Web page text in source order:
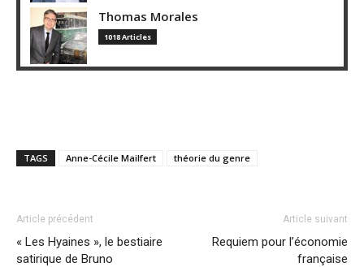
Thomas Morales
1018 Articles
TAGS Anne-Cécile Mailfert théorie du genre
Article précédent
« Les Hyaines », le bestiaire
satirique de Bruno
Article suivant
Requiem pour l’économie
française